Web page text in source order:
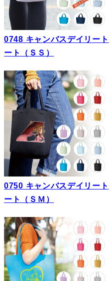
0748 キャンバスデイリート
ート（ＳＳ）
0750 キャンバスデイリート
ート（ＳＭ）